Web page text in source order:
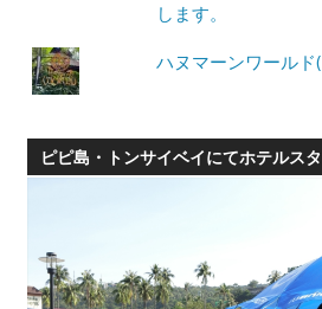
します。
ハヌマーンワール
ピピ島・トンサイベイにてホテルス